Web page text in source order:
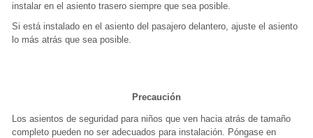
instalar en el asiento trasero siempre que sea posible.
Si está instalado en el asiento del pasajero delantero, ajuste el asiento
lo más atrás que sea posible.
Precaución
Los asientos de seguridad para niños que ven hacia atrás de tamaño
completo pueden no ser adecuados para instalación. Póngase en